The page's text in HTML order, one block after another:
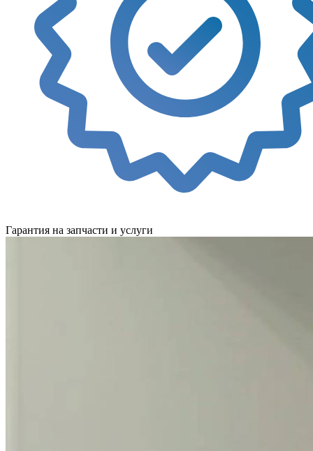
Гарантия на запчасти и услуги